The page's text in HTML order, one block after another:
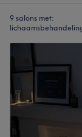
9 salons met: